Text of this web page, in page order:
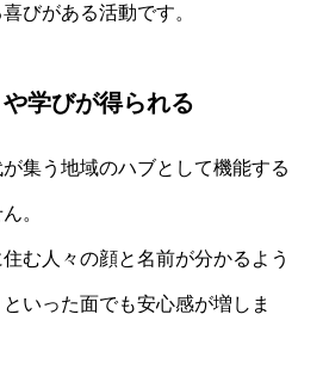
びがある活動です。
学びが得られる
集う地域のハブとして機能する
。
む人々の顔と名前が分かるよう
いった面でも安心感が増しま